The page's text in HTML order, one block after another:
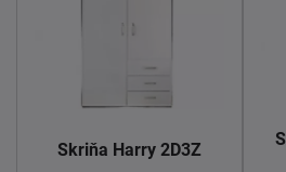
Skriňa Harry 2D3Z